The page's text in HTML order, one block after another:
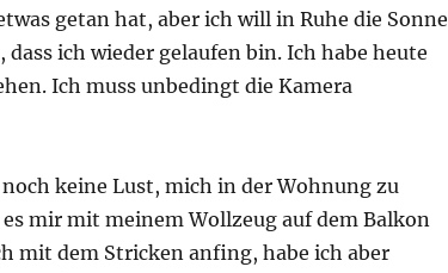
getan hat, aber ich will in Ruhe die Sonne
ich wieder gelaufen bin. Ich habe heute
Ich muss unbedingt die Kamera
keine Lust, mich in der Wohnung zu
mir mit meinem Wollzeug auf dem Balkon
mit dem Stricken anfing, habe ich aber